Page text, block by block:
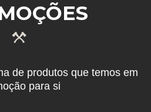
de produtos que temos em
para si